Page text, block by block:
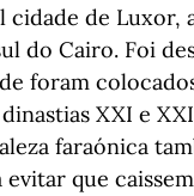
cidade de Luxor,
do Cairo. Foi
foram
XXI e
faraónica
que